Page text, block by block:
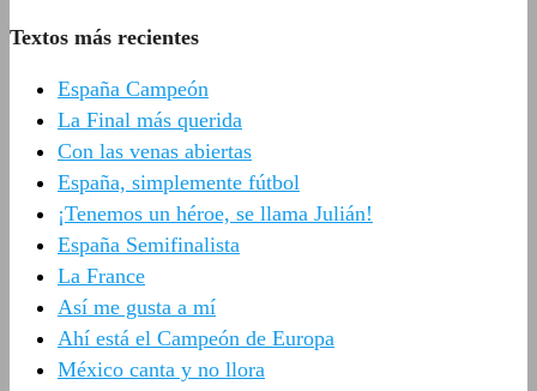
Textos más recientes
España Campeón
La Final más querida
Con las venas abiertas
España, simplemente fútbol
¡Tenemos un héroe, se llama Julián!
España Semifinalista
La France
Así me gusta a mí
Ahí está el Campeón de Europa
México canta y no llora